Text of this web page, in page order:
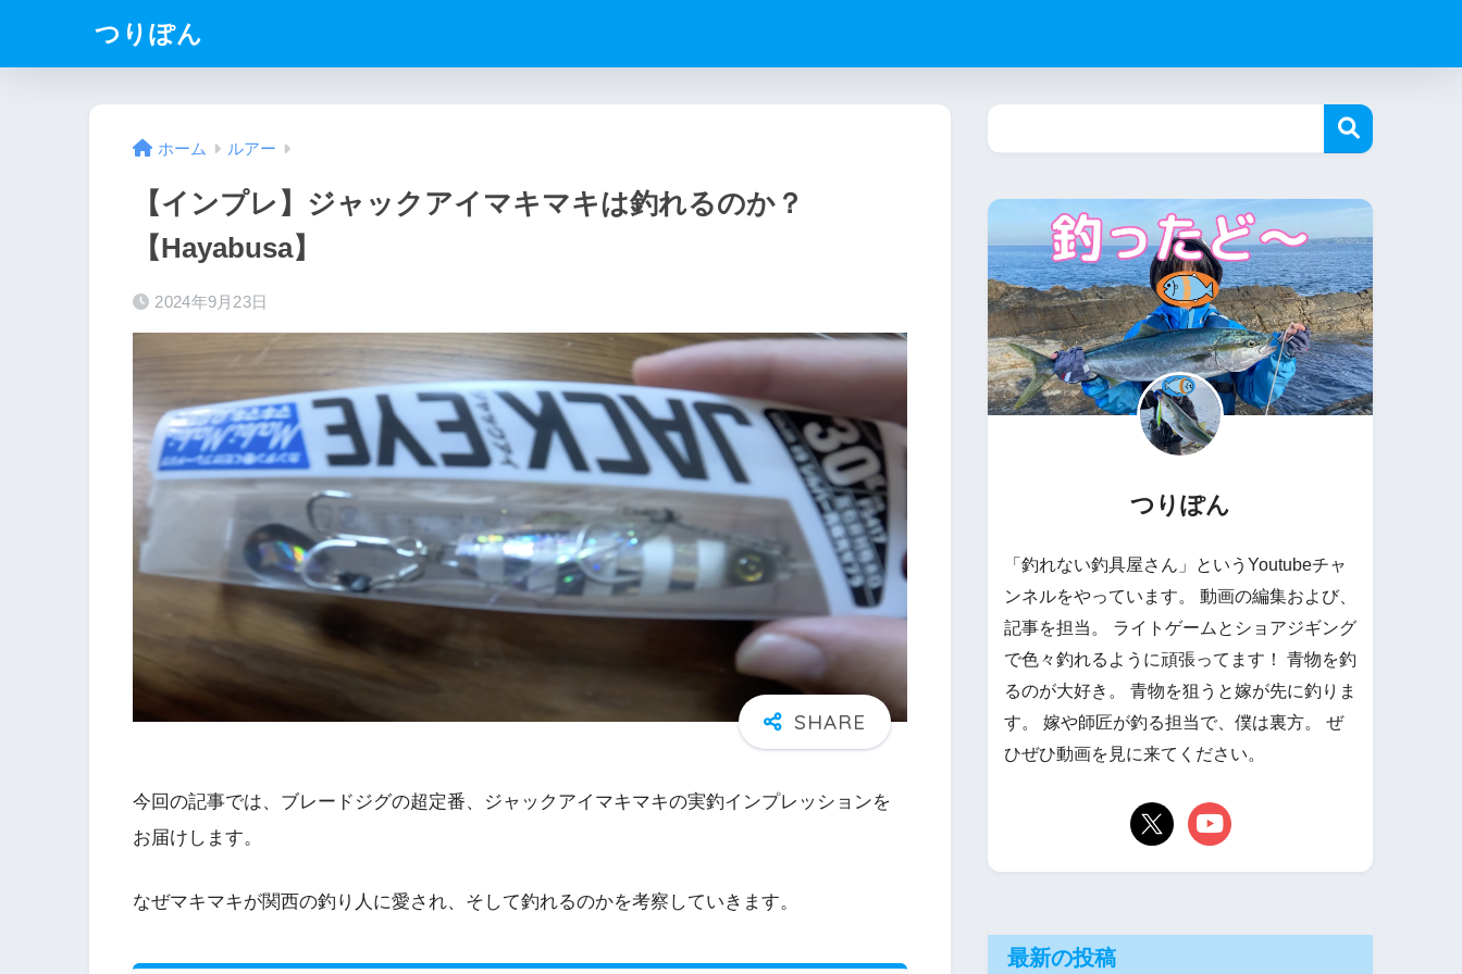
つりぽん
ホーム ルアー
【インプレ】ジャックアイマキマキは釣れるのか？
【Hayabusa】
2024年9月23日
今回の記事では、ブレードジグの超定番、ジャックアイマキマキの実釣インプレッションを
お届けします。
なぜマキマキが関西の釣り人に愛され、そして釣れるのかを考察していきます。
つりぽん
「釣れない釣具屋さん」というYoutubeチャ
ンネルをやっています。 動画の編集および、
記事を担当。 ライトゲームとショアジギング
で色々釣れるように頑張ってます！ 青物を釣
るのが大好き。 青物を狙うと嫁が先に釣りま
す。 嫁や師匠が釣る担当で、僕は裏方。 ぜ
ひぜひ動画を見に来てください。
最新の投稿